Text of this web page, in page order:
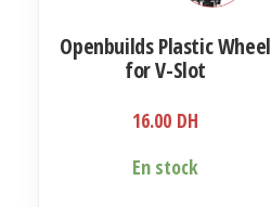
Openbuilds Plastic Wheel
for V-Slot
16.00 DH
En stock